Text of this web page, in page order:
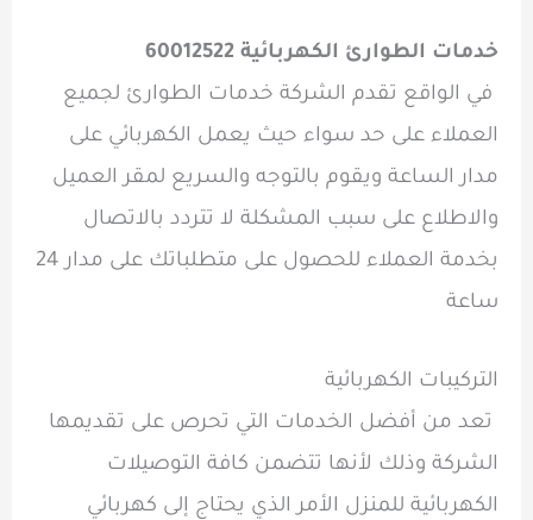
خدمات الطوارئ الكهربائية 60012522
في الواقع تقدم الشركة خدمات الطوارئ لجميع
العملاء على حد سواء حيث يعمل الكهربائي على
مدار الساعة ويقوم بالتوجه والسريع لمقر العميل
والاطلاع على سبب المشكلة لا تتردد بالاتصال
بخدمة العملاء للحصول على متطلباتك على مدار 24
ساعة
التركيبات الكهربائية
تعد من أفضل الخدمات التي تحرص على تقديمها
الشركة وذلك لأنها تتضمن كافة التوصيلات
الكهربائية للمنزل الأمر الذي يحتاج إلى كهربائي